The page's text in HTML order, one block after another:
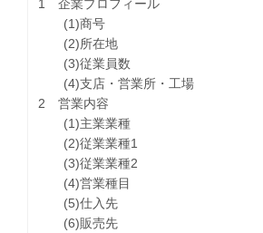
1 企業プロフィール
(1)商号
(2)所在地
(3)従業員数
(4)支店・営業所・工場
2 営業内容
(1)主業業種
(2)従業業種1
(3)従業業種2
(4)営業種目
(5)仕入先
(6)販売先